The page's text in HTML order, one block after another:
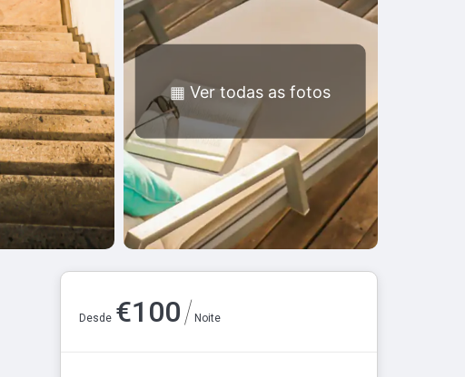
▦Ver todas as fotos
Desde €100/ Noite